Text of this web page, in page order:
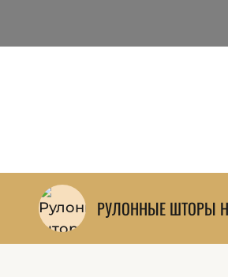
сразу приступить к
РУЛОННЫЕ ШТОРЫ